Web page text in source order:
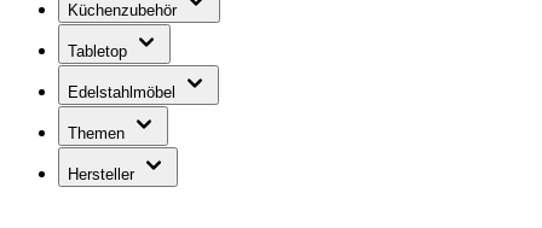
Küchenzubehör
Tabletop
Edelstahlmöbel
Themen
Hersteller